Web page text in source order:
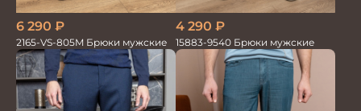
6 290 ₽
2165-VS-805M Брюки мужские
4 290 ₽
15883-9540 Брюки мужские